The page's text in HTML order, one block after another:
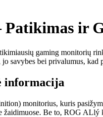
ir
gaming monitorių
savybes bei privalumus, kad
informacija
monitorius, kuris
žaidimuose. Be to, ROG